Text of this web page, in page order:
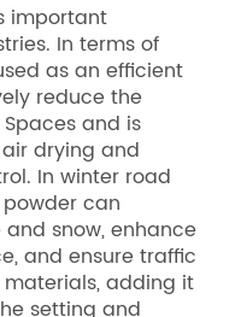
important
In terms of
as an efficient
reduce the
and is
drying and
In winter road
can
snow, enhance
and ensure traffic
adding it
setting and